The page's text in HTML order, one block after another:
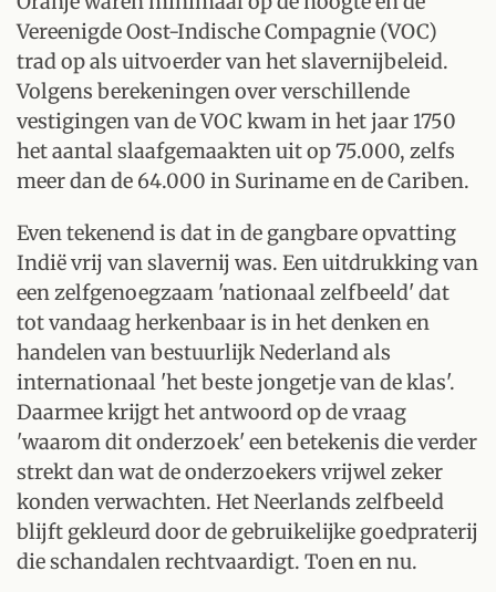
Vereenigde Oost-Indische Compagnie (VOC)
trad op als uitvoerder van het slavernijbeleid.
Volgens berekeningen over verschillende
vestigingen van de VOC kwam in het jaar 1750
het aantal slaafgemaakten uit op 75.000, zelfs
meer dan de 64.000 in Suriname en de Cariben.
Even tekenend is dat in de gangbare opvatting
Indië vrij van slavernij was. Een uitdrukking van
een zelfgenoegzaam 'nationaal zelfbeeld' dat
tot vandaag herkenbaar is in het denken en
handelen van bestuurlijk Nederland als
internationaal 'het beste jongetje van de klas'.
Daarmee krijgt het antwoord op de vraag
'waarom dit onderzoek' een betekenis die verder
strekt dan wat de onderzoekers vrijwel zeker
konden verwachten. Het Neerlands zelfbeeld
blijft gekleurd door de gebruikelijke goedpraterij
die schandalen rechtvaardigt. Toen en nu.